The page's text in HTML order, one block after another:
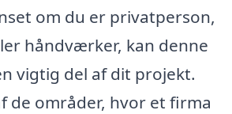
om du er privatperson,
håndværker, kan denne
vigtig del af dit projekt.
de områder, hvor et firma